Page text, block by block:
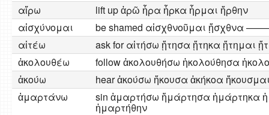
αἴρω
lift up ἀρῶ ἦρα ἦρκα ἦρμαι ἤρθην
αἰσχύνομαι
be shamed αἰσχθνοῦμαι ᾔσχθνα
αἰτέω
ask for αἰτήσω ᾔτησα ᾔτηκα ᾔτημαι
ἀκολουθέω
follow ἀκολουθήσω ἠκολούθησα
ἀκούω
hear ἀκούσω ἤκουσα ἀκήκοα
ἁμαρτάνω
sin ἁμαρτήσω ἥμάρτησα ἡμάρτηκα
ἡμαρτήθην